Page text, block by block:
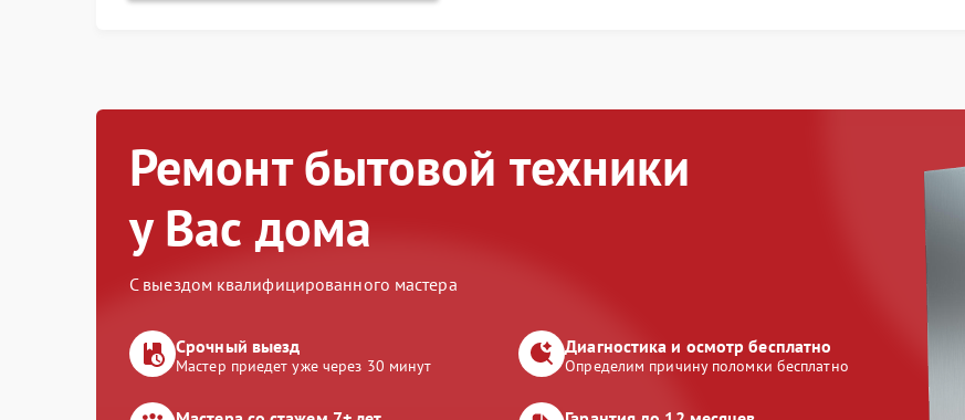
Ремонт бытовой техники
у Вас дома
С выездом квалифицированного мастера
Срочный выезд
Мастер приедет уже через 30 минут
Диагностика и осмотр бесплатно
Определим причину поломки бесплатно